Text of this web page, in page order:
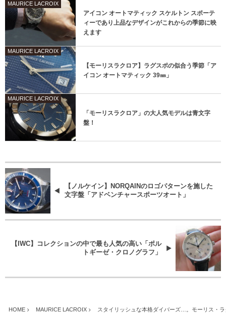
MAURICE LACROIX
アイコン オートマティック スケルトン スポーテ
ィーであり上品なデザインがこれからの季節に映
えます
MAURICE LACROIX
【モーリスラクロア】ラグスポの似合う季節「ア
イコン オートマティック 39㎜」
MAURICE LACROIX
「モーリスラクロア」の大人気モデルは青文字
盤！
【ノルケイン】NORQAINのロゴパターンを施した
文字盤「アドベンチャースポーツオート」
【IWC】コレクションの中で最も人気の高い「ポル
トギーゼ・クロノグラフ」
HOME MAURICE LACROIX スタイリッシュな本格ダイバーズ…。モーリス・